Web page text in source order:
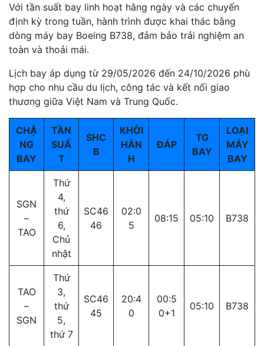
Với tần suất bay linh hoạt hằng ngày và các chuyến
định kỳ trong tuần, hành trình được khai thác bằng
dòng máy bay Boeing B738, đảm bảo trải nghiệm an
toàn và thoải mái.
Lịch bay áp dụng từ 29/05/2026 đến 24/10/2026 phù
hợp cho nhu cầu du lịch, công tác và kết nối giao
thương giữa Việt Nam và Trung Quốc.
CHẶ
NG
BAY
TẦN
SUẤ
T
SHC
B
KHỞI
HÀN
H
ĐÁP
TG
BAY
LOẠI
MÁY
BAY
SGN
–
TAO
Thứ
4,
thứ
6,
Chủ
nhật
SC46
46
02:0
5
08:15 05:10 B738
TAO
–
SGN
Thứ
3,
thứ
5,
thứ 7
SC46
45
20:4
0
00:5
0+1
05:10 B738